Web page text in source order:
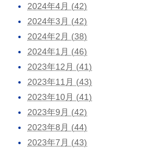
2024年4月 (42)
2024年3月 (42)
2024年2月 (38)
2024年1月 (46)
2023年12月 (41)
2023年11月 (43)
2023年10月 (41)
2023年9月 (42)
2023年8月 (44)
2023年7月 (43)